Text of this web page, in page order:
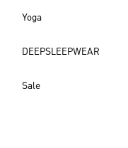
Yoga
DEEPSLEEPWEAR
Sale